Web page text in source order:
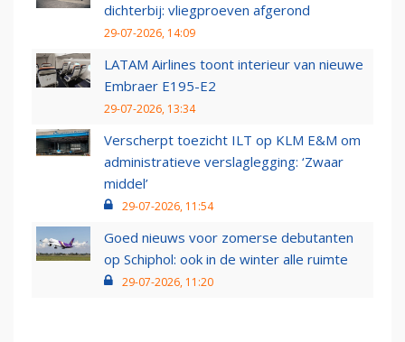
dichterbij: vliegproeven afgerond
29-07-2026, 14:09
LATAM Airlines toont interieur van nieuwe
Embraer E195-E2
29-07-2026, 13:34
Verscherpt toezicht ILT op KLM E&M om
administratieve verslaglegging: ‘Zwaar
middel’
29-07-2026, 11:54
Goed nieuws voor zomerse debutanten
op Schiphol: ook in de winter alle ruimte
29-07-2026, 11:20